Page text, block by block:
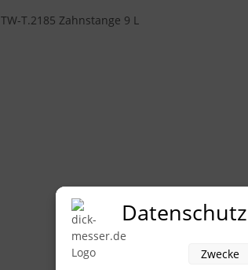
TW-T.2185 Zahnstange 9 L
Zwecke